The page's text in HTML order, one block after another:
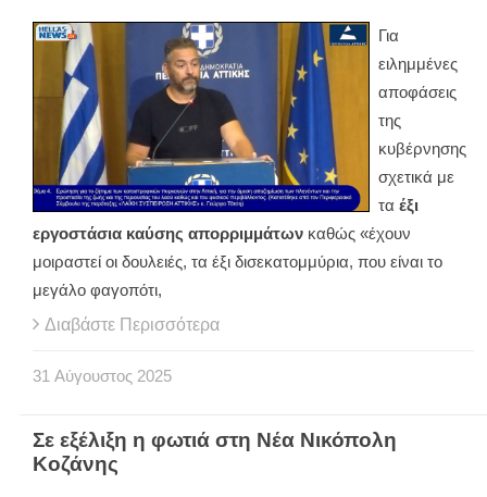
Για
ειλημμένες
αποφάσεις
της
κυβέρνησης
σχετικά με
τα έξι
εργοστάσια καύσης απορριμμάτων καθώς «έχουν
μοιραστεί οι δουλειές, τα έξι δισεκατομμύρια, που είναι το
μεγάλο φαγοπότι,
Διαβάστε Περισσότερα
31 Αύγουστος 2025
Σε εξέλιξη η φωτιά στη Νέα Νικόπολη
Κοζάνης